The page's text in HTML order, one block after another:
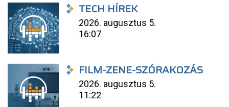
TECH HÍREK
2026. augusztus 5.
16:07
FILM-ZENE-SZÓRAKOZÁS
2026. augusztus 5.
11:22